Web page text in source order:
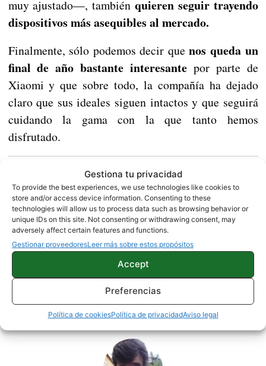
Gestiona tu privacidad
To provide the best experiences, we use technologies like cookies to
store and/or access device information. Consenting to these
technologies will allow us to process data such as browsing behavior or
unique IDs on this site. Not consenting or withdrawing consent, may
adversely affect certain features and functions.
Gestionar proveedoresLeer más sobre estos propósitos
Accept
Preferencias
Política de cookiesPolítica de privacidadAviso legal
muy ajustado—, también quieren seguir trayendo
dispositivos más asequibles al mercado.
Finalmente, sólo podemos decir quenos queda un
final de año bastante interesantepor parte de
Xiaomi y que sobre todo, la compañía ha dejado
claro que sus ideales siguen intactos y que seguirá
cuidando la gama con la que tanto hemos
disfrutado.
Meizu MX6 sería presentado este mes
Vía |Gizmochina
NOTICIAS XIAOMI
Sobre este autor